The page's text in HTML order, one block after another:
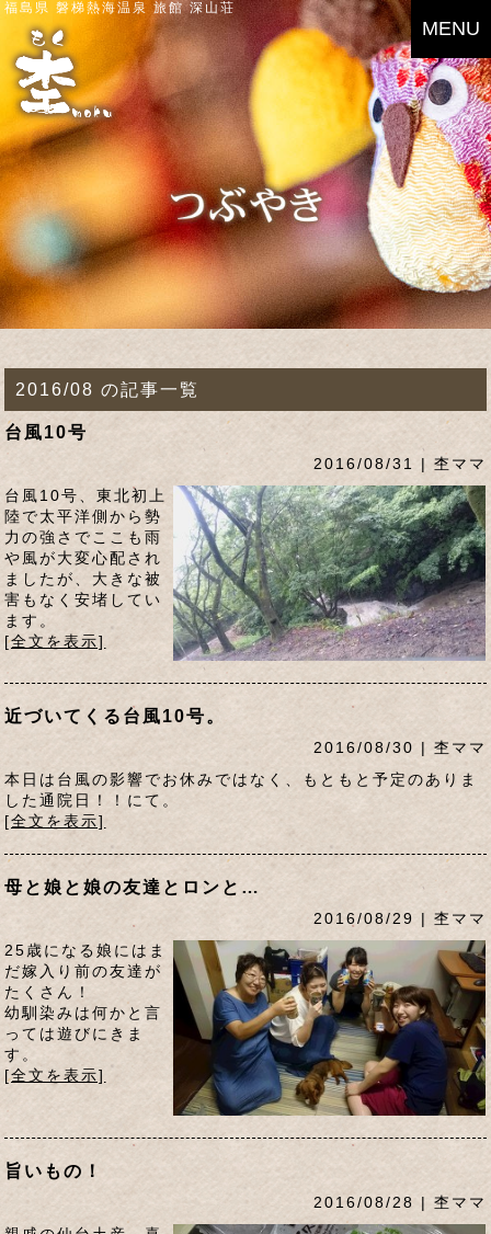
福島県 磐梯熱海温泉 旅館 深山荘
2016/08 の記事一覧
台風10号
2016/08/31 | 杢ママ
台風10号、東北初上
陸で太平洋側から勢
力の強さでここも雨
や風が大変心配され
ましたが、大きな被
害もなく安堵してい
ます。
[全文を表示]
近づいてくる台風10号。
2016/08/30 | 杢ママ
本日は台風の影響でお休みではなく、もともと予定のありま
した通院日！！にて。
[全文を表示]
母と娘と娘の友達とロンと…
2016/08/29 | 杢ママ
25歳になる娘にはま
だ嫁入り前の友達が
たくさん！
幼馴染みは何かと言
っては遊びにきま
す。
[全文を表示]
旨いもの！
2016/08/28 | 杢ママ
MENU